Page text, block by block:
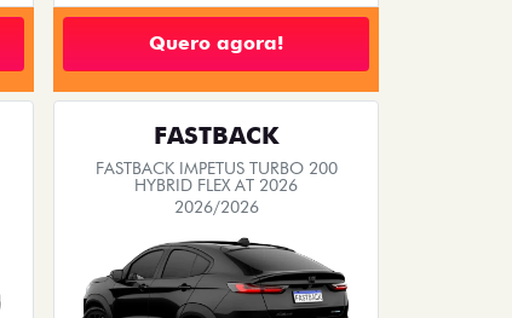
Quero agora!
FASTBACK
FASTBACK IMPETUS TURBO 200
HYBRID FLEX AT 2026
2026/2026